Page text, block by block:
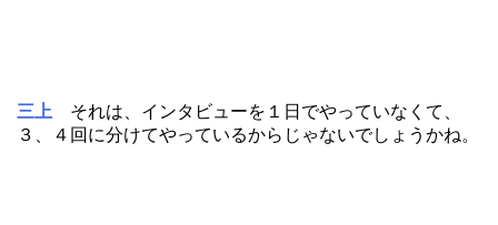
三上 それは、インタビューを１日でやっていなくて、
３、４回に分けてやっているからじゃないでしょうかね。